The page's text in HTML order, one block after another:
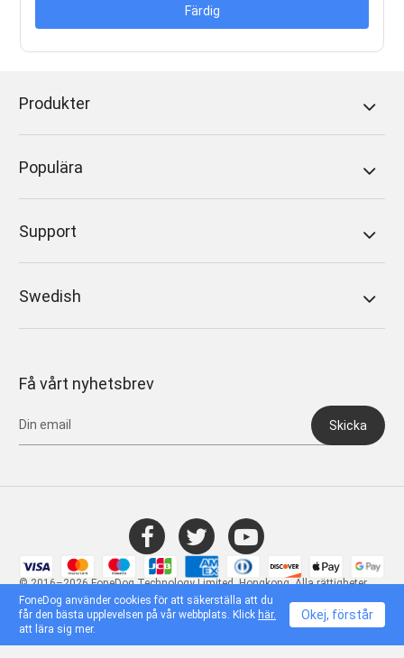
Färdig
Produkter
Populära
Support
Swedish
Få vårt nyhetsbrev
Skicka
© 2016–2026 FoneDog Technology Limited, Hongkong. Alla rättigheter
förbehållna.
FoneDog använder cookies för att säkerställa att du
får den bästa upplevelsen på vår webbplats. Klick här.
att lära sig mer.
Okej, förstår